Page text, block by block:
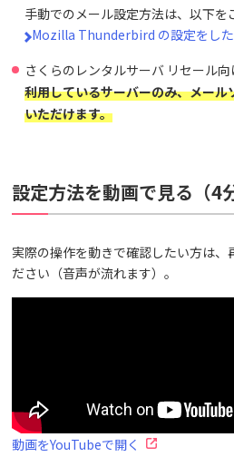
手動でのメール設定方法は、以下を
Mozilla Thunderbird の設定をし
さくらのレンタルサーバ リセール
利用しているサーバーのみ、メー
いただけます。
設定方法を動画で見る（4
実際の操作を動きで確認したい方は、
ださい（音声が流れます）。
動画をYouTubeで開く